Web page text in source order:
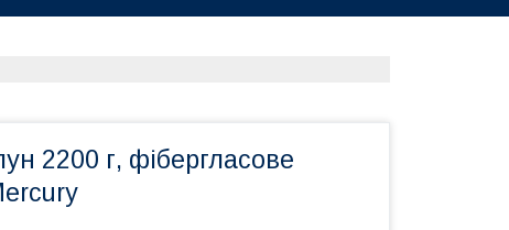
2200 г, фібергласове